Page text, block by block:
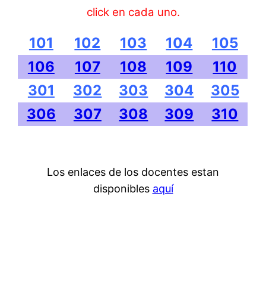
click en cada uno.
101 102 103 104
105
106
107 108 109
110
301
302 303 304
305
306
307 308 309 310
Los enlaces de los docentes estan
disponibles aquí